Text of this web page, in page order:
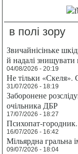
в полі зору
Звичайнісіньке
й надалі
04/08/2026 - 20:19
Не тільки
31/07/2026 - 18:19
Заборонене
очільника ДБР
17/07/2026 - 18:27
Психопат-
16/07/2026 - 16:42
Мільярдна гральна
09/07/2026 - 18:04